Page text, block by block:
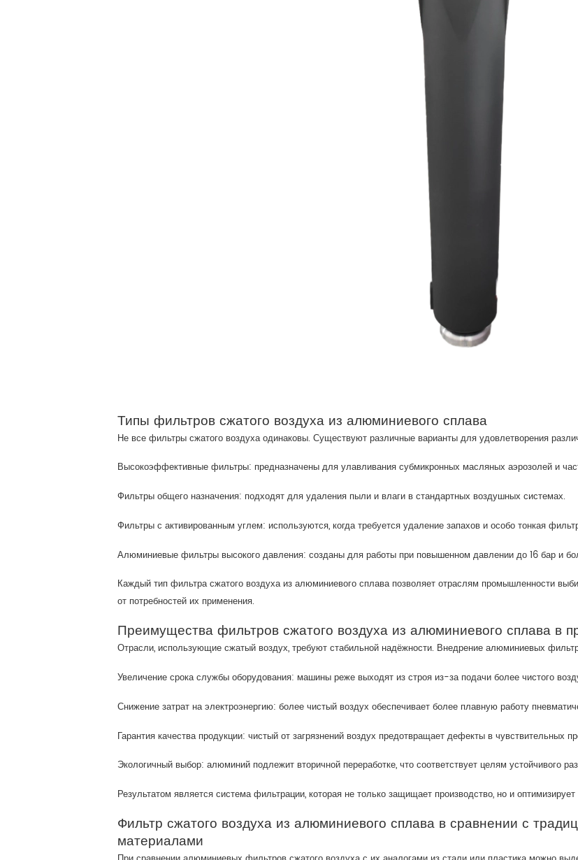
Типы фильтров сжатого воздуха из алюминиевого сплава
Не все фильтры сжатого воздуха одинаковы. Существуют различные варианты для удовлетворения
Высокоэффективные фильтры: предназначены для улавливания субмикронных масляных аэрозолей и
Фильтры общего назначения: подходят для удаления пыли и влаги в стандартных воздушных системах.
Фильтры с активированным углем: используются, когда требуется удаление запахов и особо тонкая
Алюминиевые фильтры высокого давления: созданы для работы при повышенном давлении до 16 бар и
Каждый тип фильтра сжатого воздуха из алюминиевого сплава позволяет отраслям промышленности
от потребностей их применения.
Преимущества фильтров сжатого воздуха из алюминиевого сплава в
Отрасли, использующие сжатый воздух, требуют стабильной надёжности. Внедрение алюминиевых
Увеличение срока службы оборудования: машины реже выходят из строя из-за подачи более чистого
Снижение затрат на электроэнергию: более чистый воздух обеспечивает более плавную работу
Гарантия качества продукции: чистый от загрязнений воздух предотвращает дефекты в чувствительных
Экологичный выбор: алюминий подлежит вторичной переработке, что соответствует целям устойчивого
Результатом является система фильтрации, которая не только защищает производство, но и
Фильтр сжатого воздуха из алюминиевого сплава в сравнении с
материалами